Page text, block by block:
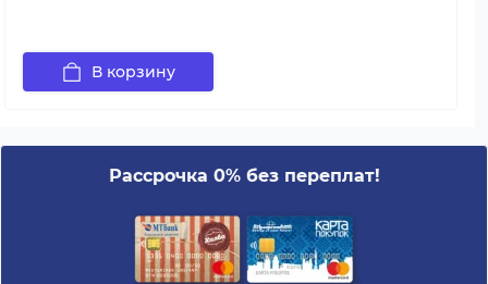
В корзину
Рассрочка 0% без переплат!